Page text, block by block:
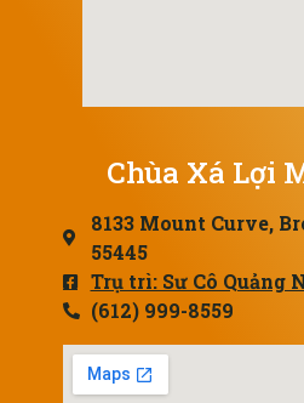
Chùa Xá Lợi
8133 Mount Curve,
55445
Trụ trì: Sư Cô Quảng
(612) 999-8559